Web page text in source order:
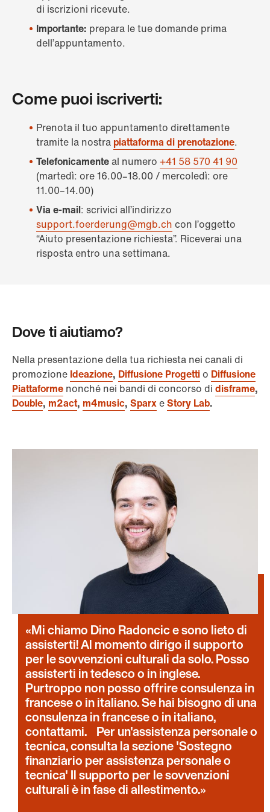
di iscrizioni ricevute.
Importante: prepara le tue domande prima
dell’appuntamento.
Come puoi iscriverti:
Prenota il tuo appuntamento direttamente
tramite la nostra piattaforma di prenotazione.
Telefonicamente al numero +41 58 570 41 90
(martedì: ore 16.00–18.00 / mercoledì: ore
11.00–14.00)
Via e-mail: scrivici all’indirizzo
support.foerderung@mgb.ch con l’oggetto
“Aiuto presentazione richiesta”. Riceverai una
risposta entro una settimana.
Dove ti aiutiamo?
Nella presentazione della tua richiesta nei canali di
promozione Ideazione, Diffusione Progettio Diffusione
Piattaforme nonché nei bandi di concorso di disframe,
Double, m2act, m4music, SparxeStory Lab.
Mi chiamo Dino Radoncic e sono lieto di
assisterti! Al momento dirigo il supporto
per le sovvenzioni culturali da solo. Posso
assisterti in tedesco o in inglese.
Purtroppo non posso offrire consulenza in
francese o in italiano. Se hai bisogno di una
consulenza in francese o in italiano,
contattami. Per un'assistenza personale o
tecnica, consulta la sezione 'Sostegno
finanziario per assistenza personale o
tecnica' Il supporto per le sovvenzioni
culturali è in fase di allestimento.